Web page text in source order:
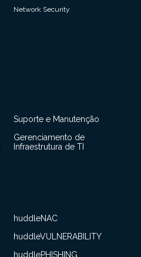
Network Security
Suporte e Manutenção
Gerenciamento de
Infraestrutura de TI
huddleNAC
huddleVULNERABILITY
huddlePHISHING